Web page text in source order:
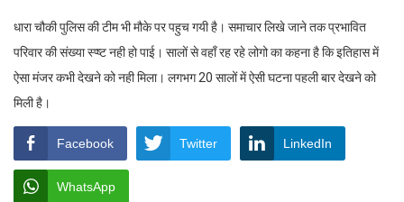
धारा चौकी पुलिस की टीम भी मौके पर पहुच गयी है। समाचार लिखे जाने तक प्रभावित
परिवार की संख्या स्प्ष्ट नही हो पाई। सालों से वहाँ रह रहे लोगो का कहना है कि इतिहास में
ऐसा मंजर कभी देखने को नही मिला। लगभग 20 सालों में ऐसी घटना पहली बार देखने को
मिली है।
Facebook Twitter LinkedIn
WhatsApp